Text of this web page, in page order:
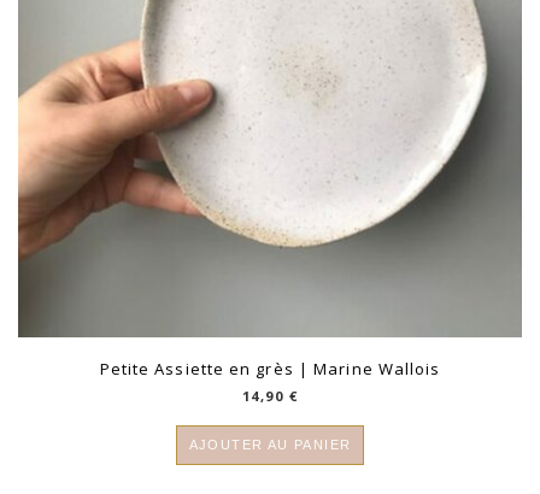
Petite Assiette en grès | Marine Wallois
14,90 €
AJOUTER AU PANIER